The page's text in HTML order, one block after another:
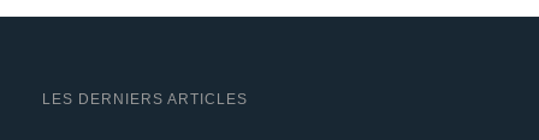
LES DERNIERS ARTICLES